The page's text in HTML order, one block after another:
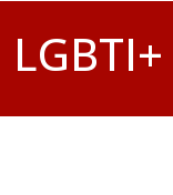
LGBTI+